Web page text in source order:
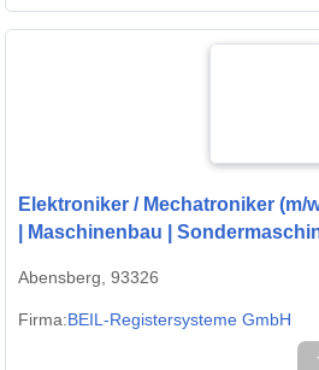
Elektroniker / Mechatroniker (m/
| Maschinenbau |
Abensberg, 93326
Firma:BEIL-Registersysteme GmbH